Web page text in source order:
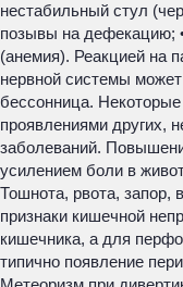
нестабильный стул
позывы на дефекацию;
(анемия). Реакцией на
нервной системы
бессонница.
проявлениями других,
заболеваний.
усилением боли в
Тошнота, рвота,
признаки кишечной
кишечника, а для
типично появление